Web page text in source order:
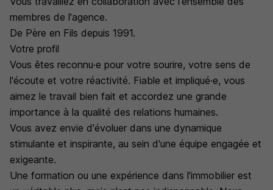
membres de l'agence.
De Père en Fils depuis 1991.
Votre profil
Vous êtes reconnu·e pour votre sourire, votre sens de
l'écoute et votre réactivité. Fiable et impliqué·e, vous
aimez le travail bien fait et accordez une grande
importance à la qualité des relations humaines.
Vous avez envie d'évoluer dans une dynamique
stimulante et inspirante, au sein d'une équipe engagée et
exigeante.
Une formation ou une expérience dans l'immobilier est